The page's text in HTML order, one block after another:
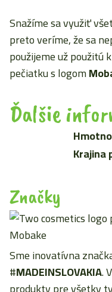
Snažíme sa využiť
preto veríme, že sa
použijeme už použitú
pečiatku s logom
Ďalšie
Krajina
Značky
Sme inovatívna
#MADEINSLOVAKIA.